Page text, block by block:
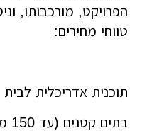
הפרויקט, מורכבותו,
טווחי מחירים:
תוכנית אדריכלית
בתים קטנים (עד 150 מ"ר): 15,000-30,000 ₪